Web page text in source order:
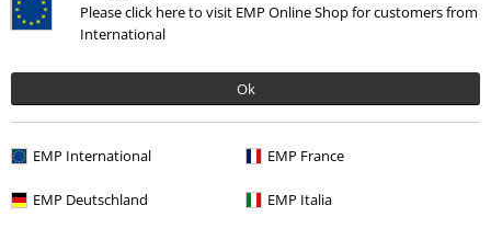
Please click here to visit EMP Online Shop for customers from
International
Ok
EMP International EMP France
EMP Deutschland EMP Italia
Napsat hodnocení